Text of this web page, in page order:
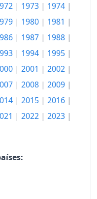
444.85
| 1973 | 1974 |
| 1980 | 1981 |
| 1987 | 1988 |
| 1994 | 1995 |
| 2001 | 2002 |
| 2008 | 2009 |
| 2015 | 2016 |
| 2022 | 2023 |